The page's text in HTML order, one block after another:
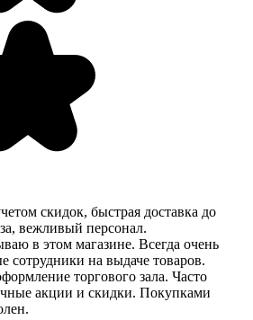
скидок, быстрая доставка до
вежливый персонал.
в этом магазине. Всегда очень
сотрудники на выдаче товаров.
торгового зала. Часто
акции и скидки. Покупками